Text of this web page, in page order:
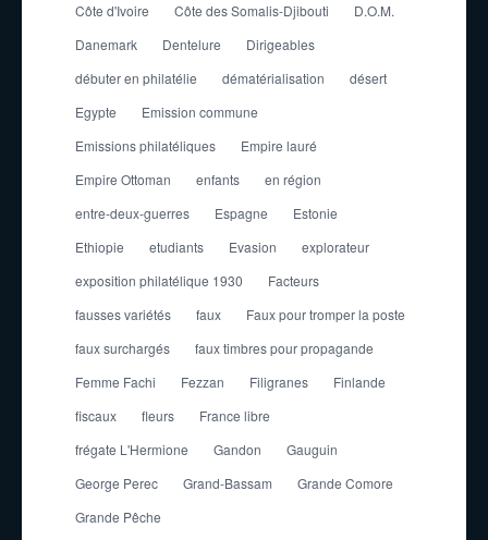
Côte d'Ivoire
Côte des Somalis-Djibouti
D.O.M.
Danemark
Dentelure
Dirigeables
débuter en philatélie
dématérialisation
désert
Egypte
Emission commune
Emissions philatéliques
Empire lauré
Empire Ottoman
enfants
en région
entre-deux-guerres
Espagne
Estonie
Ethiopie
etudiants Evasion
explorateur
exposition philatélique 1930
Facteurs
fausses variétés
faux
Faux pour tromper la poste
faux surchargés
faux timbres pour propagande
Femme Fachi
Fezzan Filigranes
Finlande
fiscaux
fleurs
France libre
frégate L'Hermione
Gandon
Gauguin
George Perec
Grand-Bassam
Grande Comore
Grande Pêche